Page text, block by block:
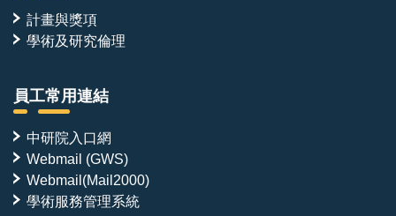
計畫與獎項
學術及研究倫理
員工常用連結
中研院入口網
Webmail (GWS)
Webmail(Mail2000)
學術服務管理系統